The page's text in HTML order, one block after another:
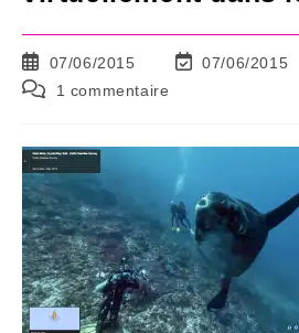
Publication
publiée :
07/06/2015
Dernière
publication :
07/06/2015
Commentaires
publication :
1 commentaire